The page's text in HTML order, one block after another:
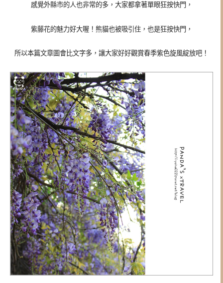
感覺外縣市的人也非常的多，大家都拿著單眼狂按快門，
紫藤花的魅力好大喔！熊貓也被吸引住，也是狂按快門，
所以本篇文章圖會比文字多，讓大家好好觀賞春季紫色旋風綻放吧！